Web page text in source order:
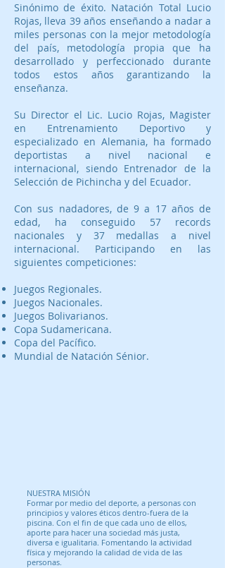
Sinónimo de éxito. Natación Total Lucio
Rojas, lleva 39 años enseñando a nadar a
miles personas con la mejor metodología
del país, metodología propia que ha
desarrollado y perfeccionado durante
todos estos años garantizando la
enseñanza.
Su Director el Lic. Lucio Rojas, Magister
en Entrenamiento Deportivo y
especializado en Alemania, ha formado
deportistas a nivel nacional e
internacional, siendo Entrenador de la
Selección de Pichincha y del Ecuador.
Con sus nadadores, de 9 a 17 años de
edad, ha conseguido 57 records
nacionales y 37 medallas a nivel
internacional. Participando en las
siguientes competiciones:
Juegos Regionales.
Juegos Nacionales.
Juegos Bolivarianos.
Copa Sudamericana.
Copa del Pacífico.
Mundial de Natación Sénior.
NUESTRA MISIÓN
Formar por medio del deporte, a personas con
principios y valores éticos dentro-fuera de la
piscina. Con el fin de que cada uno de ellos,
aporte para hacer una sociedad más justa,
diversa e igualitaria. Fomentando la actividad
física y mejorando la calidad de vida de las
personas.